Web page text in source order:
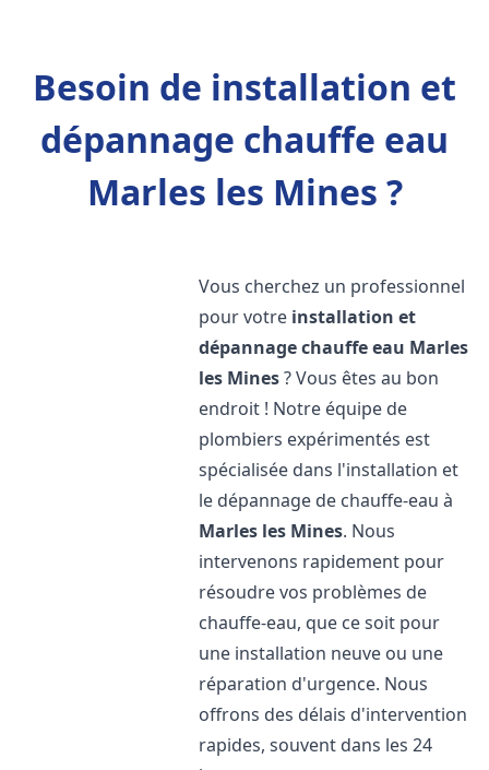
Besoin de installation et
dépannage chauffe eau
Marles les Mines ?
Vous cherchez un professionnel
pour votre installation et
dépannage chauffe eau Marles
les Mines? Vous êtes au bon
endroit ! Notre équipe de
plombiers expérimentés est
spécialisée dans l'installation et
le dépannage de chauffe-eau à
Marles les Mines. Nous
intervenons rapidement pour
résoudre vos problèmes de
chauffe-eau, que ce soit pour
une installation neuve ou une
réparation d'urgence. Nous
offrons des délais d'intervention
rapides, souvent dans les 24